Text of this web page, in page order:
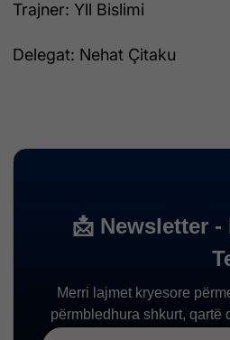
Trajner: Yll Bislimi
Delegat: Nehat Çitaku